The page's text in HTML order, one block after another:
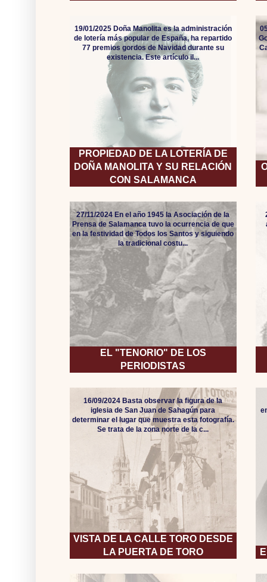
PROPIEDAD DE LA LOTERÍA DE
DOÑA MANOLITA Y SU RELACIÓN
CON SALAMANCA
19/01/2025 Doña Manolita es la administración
de lotería más popular de España, ha repartido
77 premios gordos de Navidad durante su
existencia. Este artículo il...
EL "TENORIO" DE LOS
PERIODISTAS
27/11/2024 En el año 1945 la Asociación de la
Prensa de Salamanca tuvo la ocurrencia de que
en la festividad de Todos los Santos y siguiendo
la tradicional costu...
VISTA DE LA CALLE TORO DESDE
LA PUERTA DE TORO
16/09/2024 Basta observar la figura de la
iglesia de San Juan de Sahagún para
determinar el lugar que muestra esta fotografía.
Se trata de la zona norte de la c...